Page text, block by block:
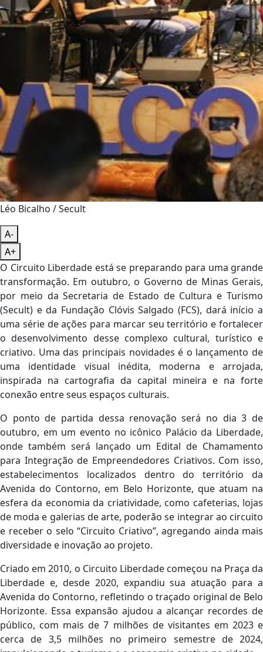
Léo Bicalho / Secult
A-
A+
O Circuito Liberdade está se preparando para uma grande
transformação. Em outubro, o Governo de Minas Gerais,
por meio da Secretaria de Estado de Cultura e Turismo
(Secult) e da Fundação Clóvis Salgado (FCS), dará início a
uma série de ações para marcar seu território e fortalecer
o desenvolvimento desse complexo cultural, turístico e
criativo. Uma das principais novidades é o lançamento de
uma identidade visual inédita, moderna e arrojada,
inspirada na cartografia da capital mineira e na forte
conexão entre seus espaços culturais.
O ponto de partida dessa renovação será no dia 3 de
outubro, em um evento no icônico Palácio da Liberdade,
onde também será lançado um Edital de Chamamento
para Integração de Empreendedores Criativos. Com isso,
estabelecimentos localizados dentro do território da
Avenida do Contorno, em Belo Horizonte, que atuam na
esfera da economia da criatividade, como cafeterias, lojas
de moda e galerias de arte, poderão se integrar ao circuito
e receber o selo “Circuito Criativo”, agregando ainda mais
diversidade e inovação ao projeto.
Criado em 2010, o Circuito Liberdade começou na Praça da
Liberdade e, desde 2020, expandiu sua atuação para a
Avenida do Contorno, refletindo o traçado original de Belo
Horizonte. Essa expansão ajudou a alcançar recordes de
público, com mais de 7 milhões de visitantes em 2023 e
cerca de 3,5 milhões no primeiro semestre de 2024,